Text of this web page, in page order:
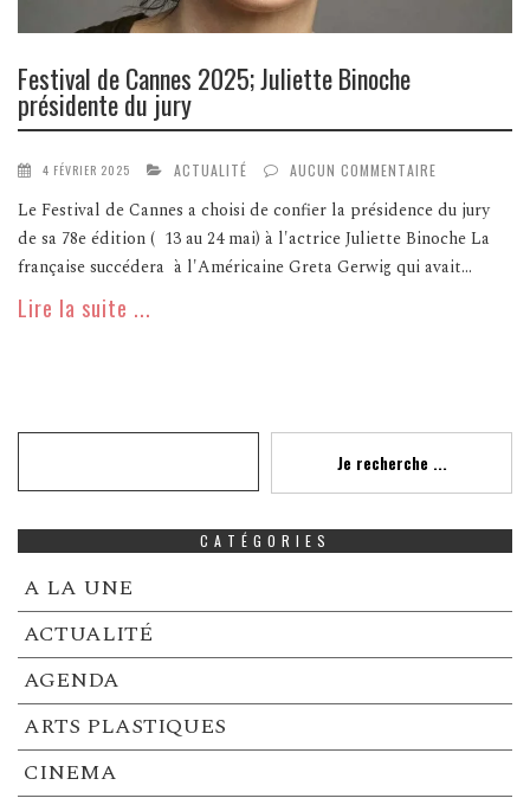
Festival de Cannes 2025; Juliette Binoche
présidente du jury
4 FÉVRIER 2025 ACTUALITÉ AUCUN COMMENTAIRE
Le Festival de Cannes a choisi de confier la présidence du jury
de sa 78e édition ( 13 au 24 mai) à l'actrice Juliette Binoche La
française succédera à l'Américaine Greta Gerwig qui avait...
Lire la suite ...
Je recherche ...
CATÉGORIES
A LA UNE
ACTUALITÉ
AGENDA
ARTS PLASTIQUES
CINEMA